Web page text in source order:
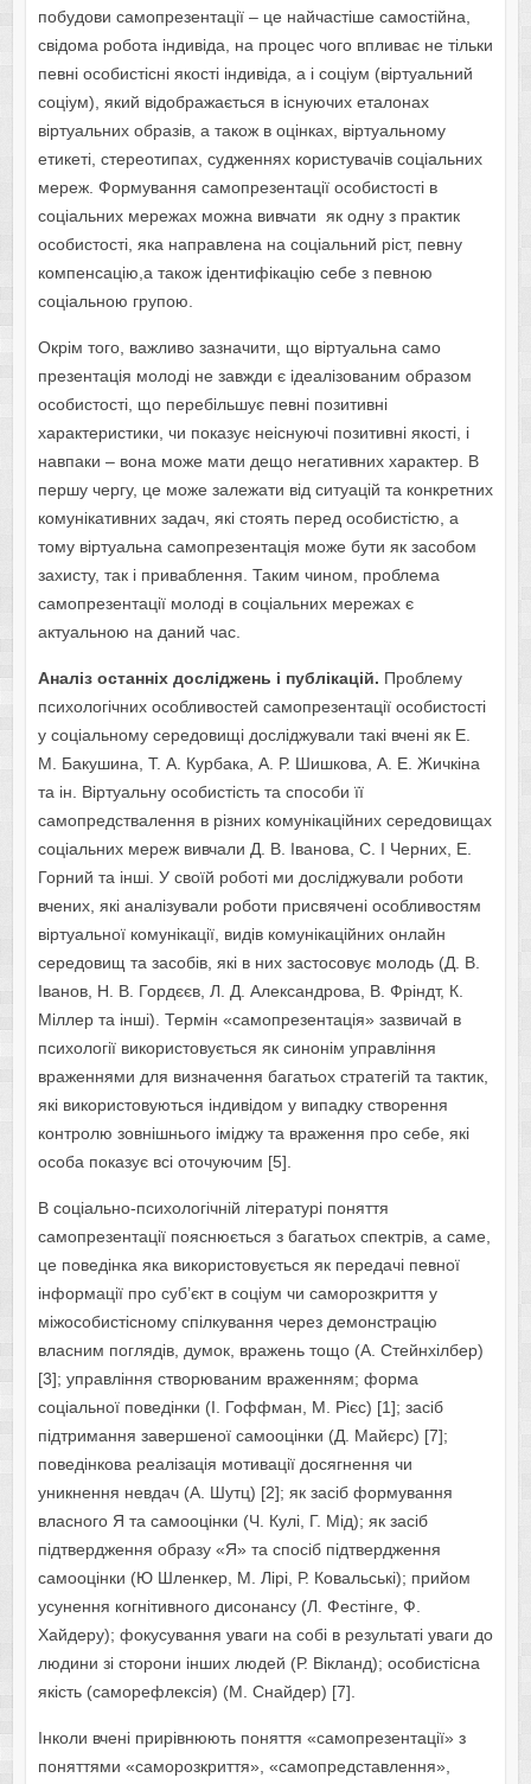
побудови самопрезентації – це найчастіше самостійна,
свідома робота індивіда, на процес чого впливає не тільки
певні особистісні якості індивіда, а і соціум (віртуальний
соціум), який відображається в існуючих еталонах
віртуальних образів, а також в оцінках, віртуальному
етикеті, стереотипах, судженнях користувачів соціальних
мереж. Формування самопрезентації особистості в
соціальних мережах можна вивчати як одну з практик
особистості, яка направлена на соціальний ріст, певну
компенсацію,а також ідентифікацію себе з певною
соціальною групою.
Окрім того, важливо зазначити, що віртуальна само
презентація молоді не завжди є ідеалізованим образом
особистості, що перебільшує певні позитивні
характеристики, чи показує неіснуючі позитивні якості, і
навпаки – вона може мати дещо негативних характер. В
першу чергу, це може залежати від ситуацій та конкретних
комунікативних задач, які стоять перед особистістю, а
тому віртуальна самопрезентація може бути як засобом
захисту, так і приваблення. Таким чином, проблема
самопрезентації молоді в соціальних мережах є
актуальною на даний час.
Аналіз останніх досліджень і публікацій. Проблему
психологічних особливостей самопрезентації особистості
у соціальному середовищі досліджували такі вчені як Е.
М. Бакушина, Т. А. Курбака, А. Р. Шишкова, А. Е. Жичкіна
та ін. Віртуальну особистість та способи її
самопредствалення в різних комунікаційних середовищах
соціальних мереж вивчали Д. В. Іванова, С. І Черних, Е.
Горний та інші. У своїй роботі ми досліджували роботи
вчених, які аналізували роботи присвячені особливостям
віртуальної комунікації, видів комунікаційних онлайн
середовищ та засобів, які в них застосовує молодь (Д. В.
Іванов, Н. В. Гордєєв, Л. Д. Александрова, В. Фріндт, К.
Міллер та інші). Термін «самопрезентація» зазвичай в
психології використовується як синонім управління
враженнями для визначення багатьох стратегій та тактик,
які використовуються індивідом у випадку створення
контролю зовнішнього іміджу та враження про себе, які
особа показує всі оточуючим [5].
В соціально-психологічній літературі поняття
самопрезентації пояснюється з багатьох спектрів, а саме,
це поведінка яка використовується як передачі певної
інформації про суб’єкт в соціум чи саморозкриття у
міжособистісному спілкування через демонстрацію
власним поглядів, думок, вражень тощо (А. Стейнхілбер)
[3]; управління створюваним враженням; форма
соціальної поведінки (І. Гоффман, М. Рієс) [1]; засіб
підтримання завершеної самооцінки (Д. Майєрс) [7];
поведінкова реалізація мотивації досягнення чи
уникнення невдач (А. Шутц) [2]; як засіб формування
власного Я та самооцінки (Ч. Кулі, Г. Мід); як засіб
підтвердження образу «Я» та спосіб підтвердження
самооцінки (Ю Шленкер, М. Лірі, Р. Ковальські); прийом
усунення когнітивного дисонансу (Л. Фестінге, Ф.
Хайдеру); фокусування уваги на собі в результаті уваги до
людини зі сторони інших людей (Р. Вікланд); особистісна
якість (саморефлексія) (М. Снайдер) [7].
Інколи вчені прирівнюють поняття «самопрезентації» з
поняттями «саморозкриття», «самопредставлення»,